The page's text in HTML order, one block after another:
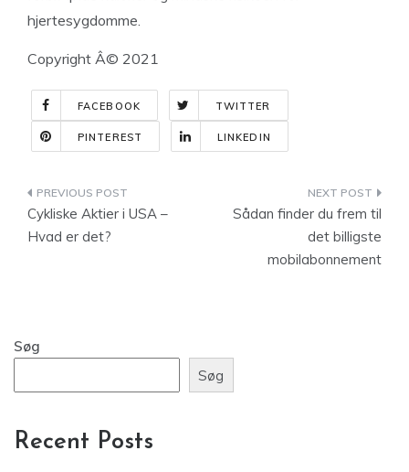
hjertesygdomme.
Copyright Â© 2021
FACEBOOK TWITTER
PINTEREST LINKEDIN
Indlægsnavigation
Cykliske Aktier i USA –
Hvad er det?
Sådan finder du frem til
det billigste
mobilabonnement
Søg
Søg
Recent Posts